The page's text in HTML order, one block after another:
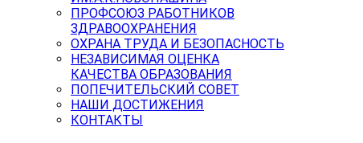
ПРОФСОЮЗ РАБОТНИКОВ
ЗДРАВООХРАНЕНИЯ
ОХРАНА ТРУДА И БЕЗОПАСНОСТЬ
НЕЗАВИСИМАЯ ОЦЕНКА
КАЧЕСТВА ОБРАЗОВАНИЯ
ПОПЕЧИТЕЛЬСКИЙ СОВЕТ
НАШИ ДОСТИЖЕНИЯ
КОНТАКТЫ